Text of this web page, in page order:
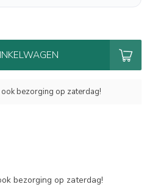
bezorging op zaterdag!
bezorging op zaterdag!